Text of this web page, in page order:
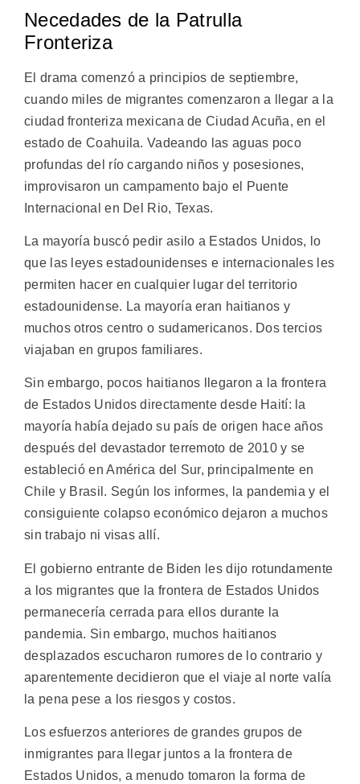
Necedades de la Patrulla
Fronteriza
El drama comenzó a principios de septiembre,
cuando miles de migrantes comenzaron a llegar a la
ciudad fronteriza mexicana de Ciudad Acuña, en el
estado de Coahuila. Vadeando las aguas poco
profundas del río cargando niños y posesiones,
improvisaron un campamento bajo el Puente
Internacional en Del Rio, Texas.
La mayoría buscó pedir asilo a Estados Unidos, lo
que las leyes estadounidenses e internacionales les
permiten hacer en cualquier lugar del territorio
estadounidense. La mayoría eran haitianos y
muchos otros centro o sudamericanos. Dos tercios
viajaban en grupos familiares.
Sin embargo, pocos haitianos llegaron a la frontera
de Estados Unidos directamente desde Haití: la
mayoría había dejado su país de origen hace años
después del devastador terremoto de 2010 y se
estableció en América del Sur, principalmente en
Chile y Brasil. Según los informes, la pandemia y el
consiguiente colapso económico dejaron a muchos
sin trabajo ni visas allí.
El gobierno entrante de Biden les dijo rotundamente
a los migrantes que la frontera de Estados Unidos
permanecería cerrada para ellos durante la
pandemia. Sin embargo, muchos haitianos
desplazados escucharon rumores de lo contrario y
aparentemente decidieron que el viaje al norte valía
la pena pese a los riesgos y costos.
Los esfuerzos anteriores de grandes grupos de
inmigrantes para llegar juntos a la frontera de
Estados Unidos, a menudo tomaron la forma de